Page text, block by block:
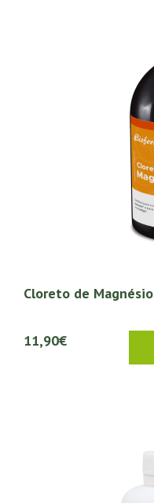
Cloreto de Magnésio
11,90€